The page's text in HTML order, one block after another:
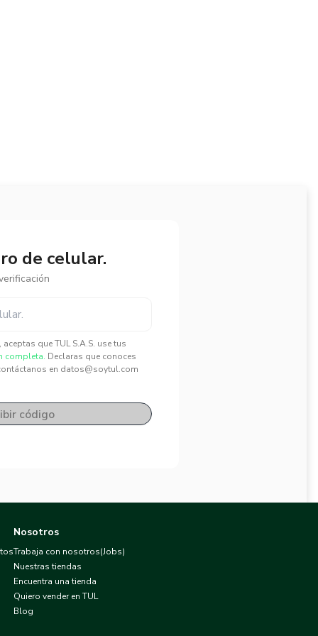
de celular.
que TUL S.A.S. use tus
completa. Declaras que conoces
en datos@soytul.com
código
Nosotros
Trabaja con nosotros(Jobs)
Nuestras tiendas
Encuentra una tienda
Quiero vender en TUL
Blog